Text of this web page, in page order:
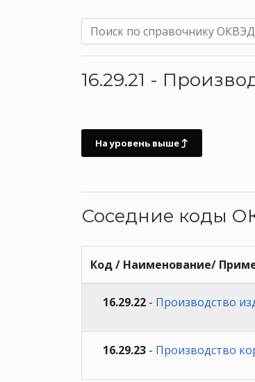
16.29.21 -
На уровень выше
Соседние коды
Код / Наименование/
16.29.22 - Производство
16.29.23 - Производство